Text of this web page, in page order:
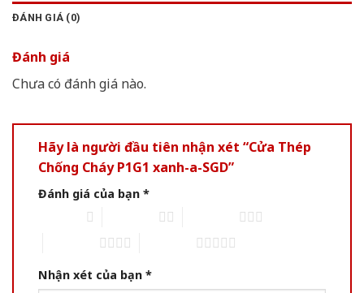
ĐÁNH GIÁ (0)
Đánh giá
Chưa có đánh giá nào.
Hãy là người đầu tiên nhận xét “Cửa Thép
Chống Cháy P1G1 xanh-a-SGD”
Đánh giá của bạn *
Nhận xét của bạn *